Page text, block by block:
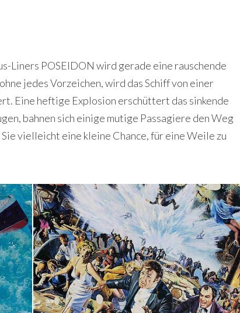
Liners POSEIDON wird gerade eine rauschende
jedes Vorzeichen, wird das Schiff von einer
Eine heftige Explosion erschüttert das sinkende
bahnen sich einige mutige Passagiere den Weg
vielleicht eine kleine Chance, für eine Weile zu